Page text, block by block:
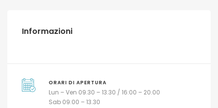
Informazioni
ORARI DI APERTURA
Lun – Ven 09.30 – 13.30 / 16:00 – 20.00
Sab 09:00 – 13.30